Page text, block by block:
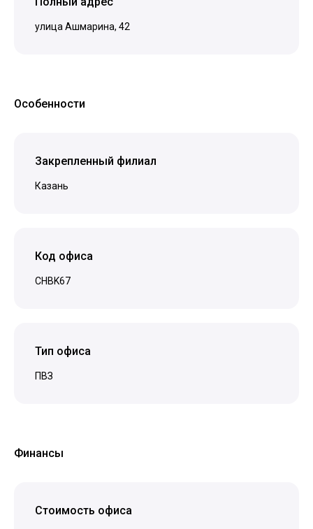
улица Ашмарина, 42
Особенности
Закрепленный филиал
Казань
Код офиса
CHBK67
Тип офиса
ПВЗ
Финансы
Стоимость офиса